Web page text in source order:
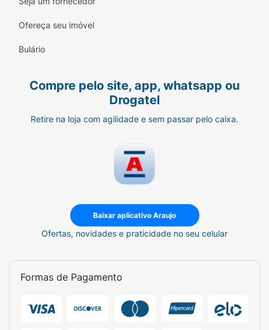
Sulfato de Glicosamina (mín.) 100mg/kg -
Mananoligossacarídeo (mín.) 1.000mg/kg -
0,10%
Energia M. do Produto:
Energia Metabolizável 3.800kcal/kg
Quantidade diária recomendada:
Peso / Quantidade Diária Atividade Física
Física Alta
4kg - 85g / 115g
Ofereça seu imóvel
Bulário
Compre pelo site, app, whatsapp ou
Drogatel
Retire na loja com agilidade e sem passar pelo caixa.
Baixar aplicativo Araujo
Ofertas, novidades e praticidade no seu celular
Formas de Pagamento